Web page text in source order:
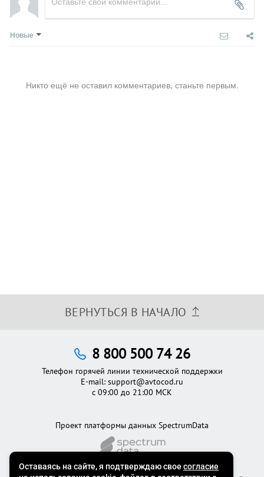
Новые
Никто ещё не оставил комментариев, станьте первым.
ВЕРНУТЬСЯ В НАЧАЛО
Проект платформы данных SpectrumData
8 800 500 74 26
Телефон горячей линии технической поддержки
E-mail: support@avtocod.ru
с 09:00 до 21:00 МСК